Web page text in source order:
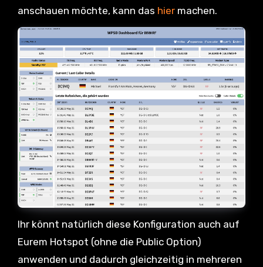
anschauen möchte, kann das hiermachen.
Ihr könnt natürlich diese Konfiguration auch auf
Eurem Hotspot (ohne die Public Option)
anwenden und dadurch gleichzeitig in mehreren